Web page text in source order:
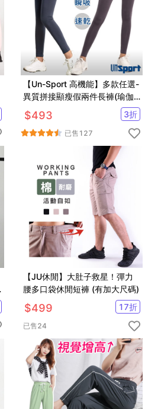
【Un-Sport 高機能】多款任選-
異質拼接顯瘦假兩件長褲(瑜伽/
健身/路跑)
$493 3折
已售 127
【JU休閒】大肚子救星！彈力
腰多口袋休閒短褲 (有加大尺碼)
$499 17折
已售24